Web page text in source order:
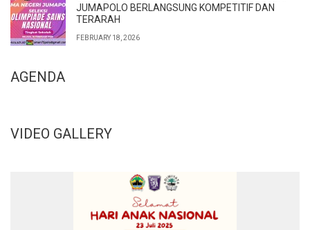
JUMAPOLO BERLANGSUNG KOMPETITIF DAN
TERARAH
FEBRUARY 18, 2026
AGENDA
VIDEO GALLERY